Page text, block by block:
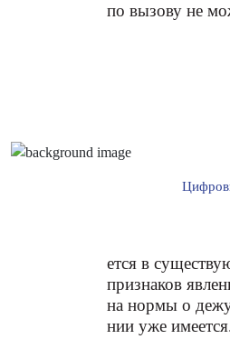
по вызову не
ется в
признаков
на нормы о
нии уже